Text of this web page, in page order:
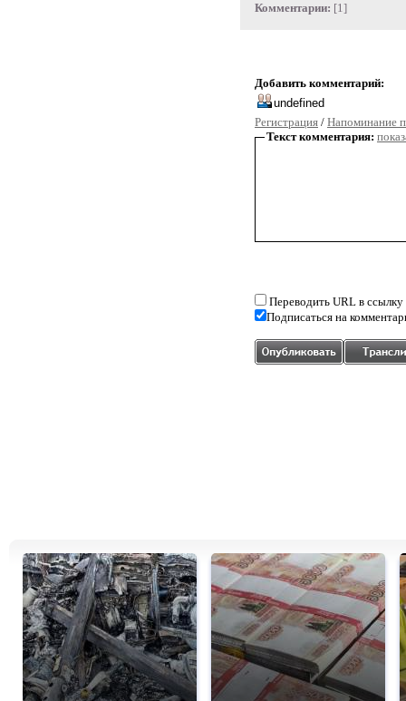
Комментарии: [1]
Добавить комментарий:
Регистрация / Напоминание
Текст комментария:
Переводить URL в ссылку
Подписаться на